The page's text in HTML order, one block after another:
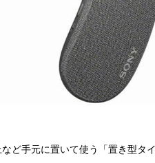
ど手元に置いて使う「置き型タ